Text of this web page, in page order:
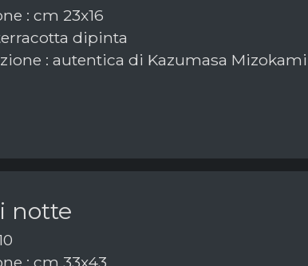
: cm 23x16
dipinta
: autentica di Kazumasa
notte
: cm 33x43